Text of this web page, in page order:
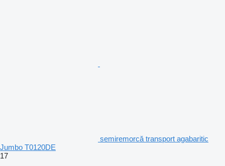
semiremorcă transport agabaritic
Jumbo T0120DE
17